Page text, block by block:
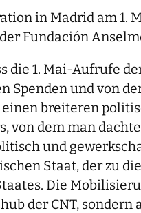
in Madrid am 1.
Fundación
die 1. Mai-Aufrufe
Spenden und von
breiteren
von dem man
und
Staat, der zu
Die
der CNT,